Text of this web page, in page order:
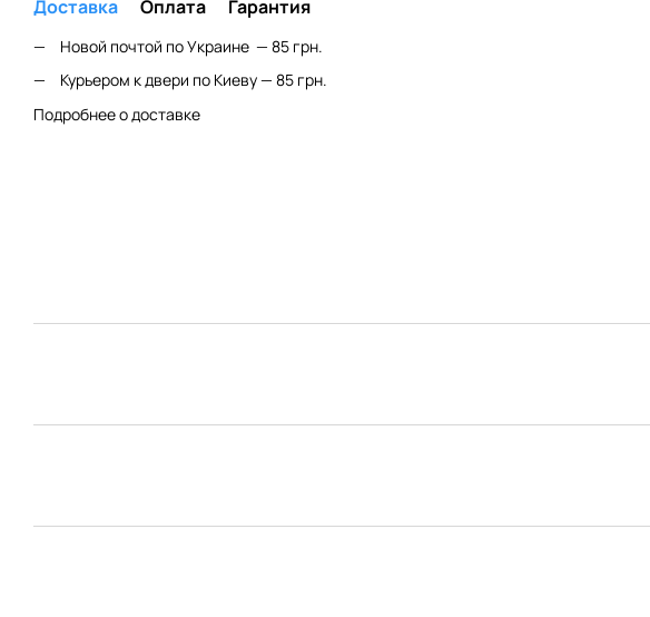
Доставка Оплата Гарантия
Новой почтой по Украине — 85 грн.
Курьером к двери по Киеву — 85 грн.
Подробнее о доставке